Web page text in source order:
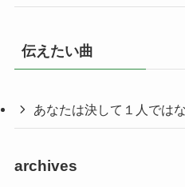
伝えたい曲
あなたは決して１人では
archives